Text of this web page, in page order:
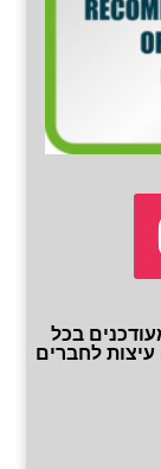
בכל
לחברים